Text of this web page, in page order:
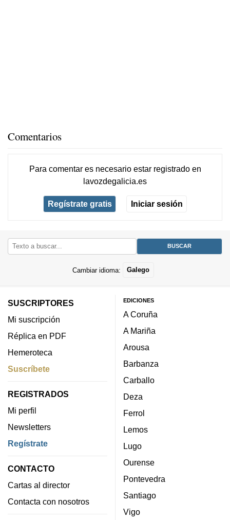
Comentarios
Para comentar es necesario estar registradoen
lavozdegalicia.es
Regístrate gratis Iniciar sesión
Cambiar idioma: Galego
SUSCRIPTORES
Mi suscripción
Réplica en PDF
Hemeroteca
Suscríbete
REGISTRADOS
Mi perfil
Newsletters
Regístrate
CONTACTO
Cartas al director
Contacta con nosotros
EDICIONES
A Coruña
A Mariña
Arousa
Barbanza
Carballo
Deza
Ferrol
Lemos
Lugo
Ourense
Pontevedra
Santiago
Vigo